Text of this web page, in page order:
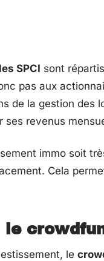
SPCI sont
pas aux
de la gestion des
revenus
immo soit
Cela
le
le